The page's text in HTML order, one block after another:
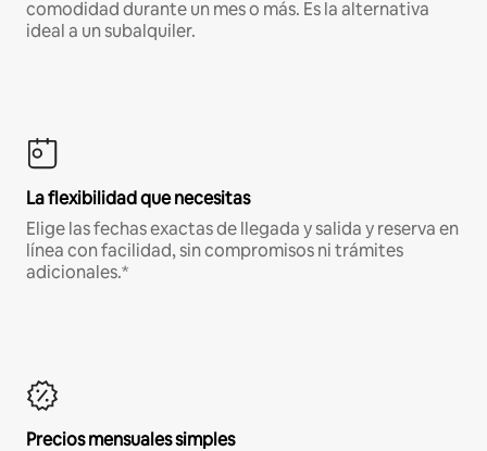
comodidad durante un mes o más. Es la alternativa
ideal a un subalquiler.
La flexibilidad que necesitas
Elige las fechas exactas de llegada y salida y reserva en
línea con facilidad, sin compromisos ni trámites
adicionales.*
Precios mensuales simples